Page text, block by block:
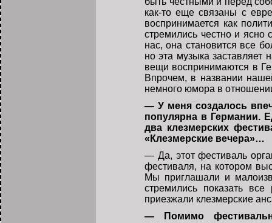
как-то еще связаны с
воспринимается как
стремились честно и ясно
нас, она становится все
но эта музыка
вещи воспринимаются в
Впрочем, в названии
немного юмора в
— У меня создалось
популярна в Германии.
два клезмерских
«Клезмерские вечера»…
— Да, этот фестиваль
фестиваля, на котором
Мы приглашали и
стремились показать
приезжали клезмерские
— Помимо